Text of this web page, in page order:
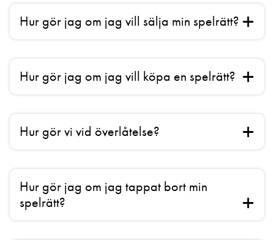
Hur gör jag om jag vill sälja min spelrätt?
Hur gör jag om jag vill köpa en spelrätt?
Hur gör vi vid överlåtelse?
Hur gör jag om jag tappat bort min
spelrätt?